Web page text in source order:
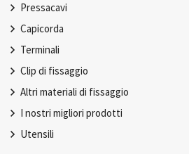
Pressacavi
Capicorda
Terminali
Clip di fissaggio
Altri materiali di fissaggio
I nostri migliori prodotti
Utensili